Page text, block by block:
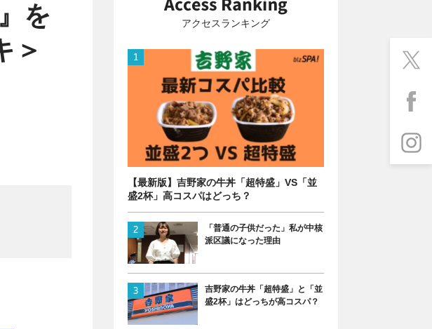
を
＞
アクセスランキング
【最新版】吉野家の牛丼「超特盛」VS「並
盛2杯」高コスパはどっち？
「普通の子供だった」私が中核
派区議になった理由
吉野家の牛丼「超特盛」と「並
盛2杯」はどっちが高コスパ？